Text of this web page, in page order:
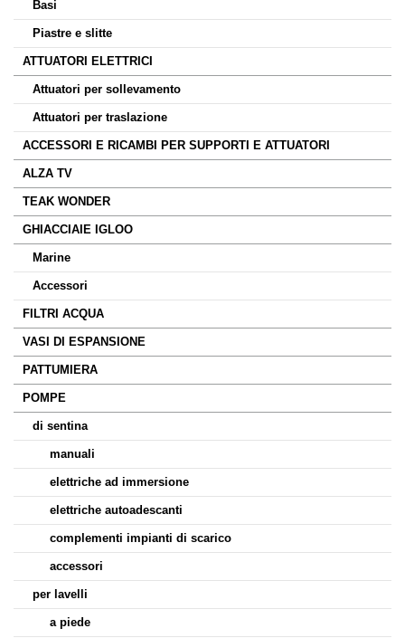
Basi
Piastre e slitte
ATTUATORI ELETTRICI
Attuatori per sollevamento
Attuatori per traslazione
ACCESSORI E RICAMBI PER SUPPORTI E ATTUATORI
ALZA TV
TEAK WONDER
GHIACCIAIE IGLOO
Marine
Accessori
FILTRI ACQUA
VASI DI ESPANSIONE
PATTUMIERA
POMPE
di sentina
manuali
elettriche ad immersione
elettriche autoadescanti
complementi impianti di scarico
accessori
per lavelli
a piede